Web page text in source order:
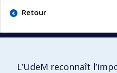
Retour
L’UdeM reconnaît